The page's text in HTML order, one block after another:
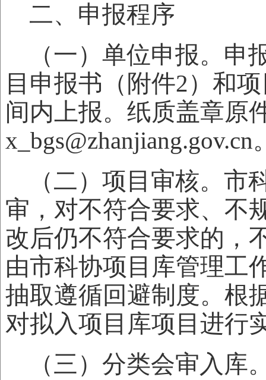
二、申报程序
（一）单位申报。
目申报书（附件2）和
间内上报。纸质盖章原
x_bgs@zhanjiang.gov.cn
（二）项目审核。
审，对不符合要求、不
改后仍不符合要求的，
由市科协项目库管理工
抽取遵循回避制度。根
对拟入项目库项目进行
（三）分类会审入